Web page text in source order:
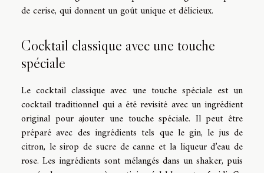
de cerise, qui donnent un goût unique et délicieux.
Cocktail classique avec une touche
spéciale
Le cocktail classique avec une touche spéciale est un
cocktail traditionnel qui a été revisité avec un ingrédient
original pour ajouter une touche spéciale. Il peut être
préparé avec des ingrédients tels que le gin, le jus de
citron, le sirop de sucre de canne et la liqueur d’eau de
rose. Les ingrédients sont mélangés dans un shaker, puis